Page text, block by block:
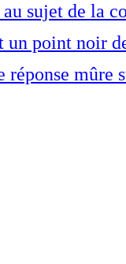
sujet de
point noir
mûre